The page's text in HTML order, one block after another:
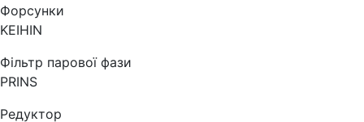
Форсунки
KEIHIN
Фільтр парової фази
PRINS
Редуктор